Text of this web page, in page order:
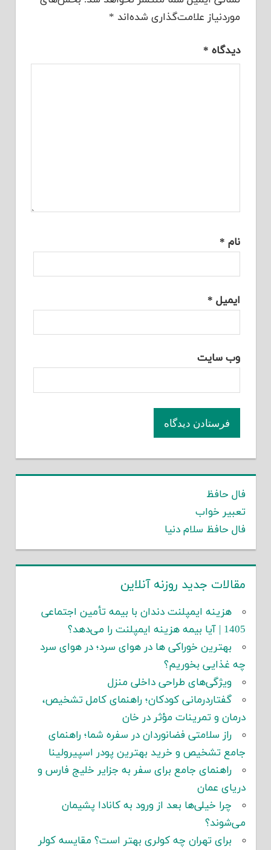
موردنیاز علامت‌گذاری شده‌اند *
دیدگاه *
نام *
ایمیل *
وب‌ سایت
فال حافظ
تعبیر خواب
فال حافظ سلام دنیا
مقالات جدید روزنه آنلاین
هزینه ایمپلنت دندان با بیمه تأمین اجتماعی
1405 | آیا بیمه هزینه ایمپلنت را می‌دهد؟
بهترین خوراکی ها در هوای سرد؛ در هوای سرد
چه غذایی بخوریم؟
ویژگی‌های طراحی داخلی منزل
گفتاردرمانی کودکان؛ راهنمای کامل تشخیص،
درمان و تمرینات مؤثر در خان
راز سلامتی فضانوردان در سفره شما؛ راهنمای
جامع تشخیص و خرید بهترین پودر اسپیرولینا
راهنمای جامع برای سفر به جزایر خلیج فارس و
دریای عمان
چرا خیلی‌ها بعد از ورود به کانادا پشیمان
می‌شوند؟
برای تهران چه کولری بهتر است؟ مقایسه کولر